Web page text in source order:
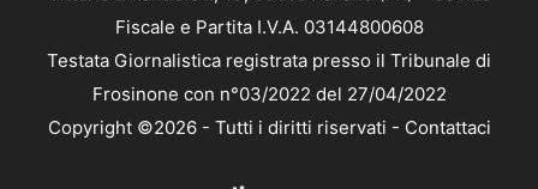
Fiscale e Partita I.V.A. 03144800608
Testata Giornalistica registrata presso il Tribunale di
Frosinone con n°03/2022 del 27/04/2022
Copyright ©2026 - Tutti i diritti riservati - Contattaci